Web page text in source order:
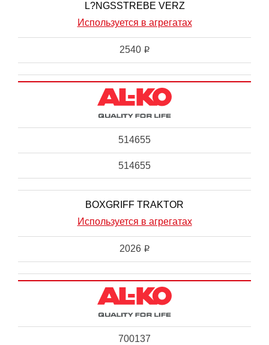
L?NGSSTREBE VERZ
Используется в агрегатах
2540 i
514655
514655
BOXGRIFF TRAKTOR
Используется в агрегатах
2026 i
700137